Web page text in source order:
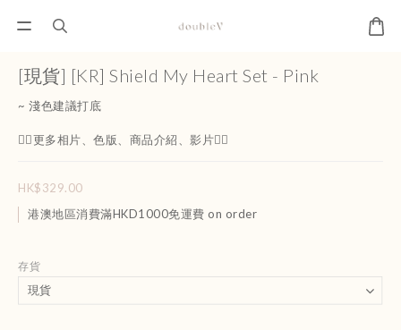
[現貨] [KR] Shield My Heart Set - Pink
~ 淺色建議打底
👇🏻更多相片、色版、商品介紹、影片👇🏻
HK$329.00
港澳地區消費滿HKD1000免運費 on order
存貨